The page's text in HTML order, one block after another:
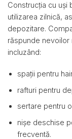
Construcția cu uși
utilizarea zilnică,
depozitare.
răspunde nevoilor
incluzând:
spații pentru
rafturi pentru
sertare pentru
nișe deschise
frecventă.